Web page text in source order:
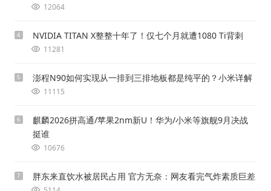
12064
4 NVIDIA TITAN X整整十年了！仅七个月就遭1080 Ti背刺
11281
5 澎程N90如何实现从一排到三排地板都是纯平的？小米详解
11115
6
麒麟2026拼高通/苹果2nm新U！华为/小米等旗舰9月决战
挺谁
10676
7 胖东来直饮水被居民占用 官方无奈：网友看完气炸素质巨差